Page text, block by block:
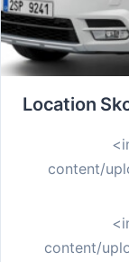
content/
content/